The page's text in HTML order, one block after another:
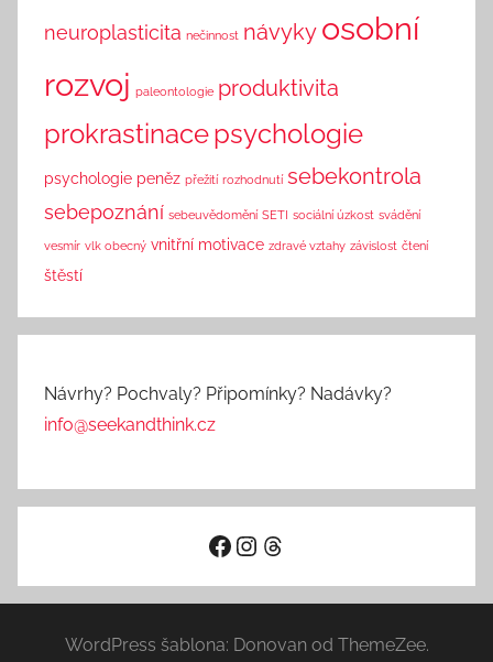
neuroplasticita nečinnost návyky osobní
rozvoj paleontologie produktivita
prokrastinacepsychologie
psychologie peněz přežití rozhodnutí sebekontrola
sebepoznání sebeuvědomění SETI sociální úzkost svádění
vesmír vlk obecný vnitřní motivace zdravé vztahy závislost čtení
štěstí
Návrhy? Pochvaly? Připomínky? Nadávky?
info@seekandthink.cz
Facebook
Instagram
Threads
WordPress šablona: Donovan od ThemeZee.